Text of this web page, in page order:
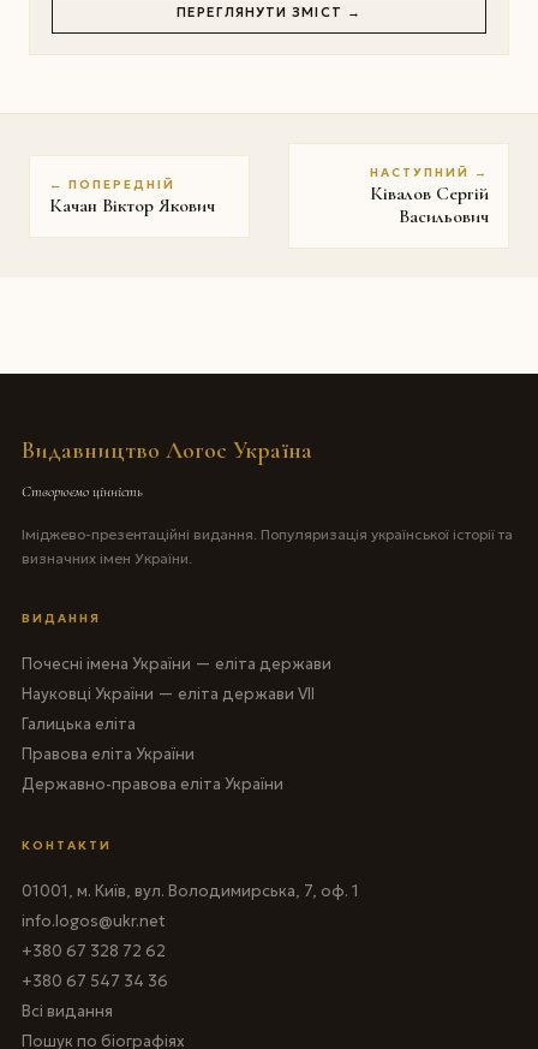
ПЕРЕГЛЯНУТИ ЗМІСТ →
← ПОПЕРЕДНІЙ
Качан Віктор Якович
НАСТУПНИЙ →
Ківалов Сергій
Васильович
Видавництво Логос Україна
Створюємо цінність
Іміджево-презентаційні видання. Популяризація української історії та
визначних імен України.
ВИДАННЯ
Почесні імена України — еліта держави
Науковці України — еліта держави VII
Галицька еліта
Правова еліта України
Державно-правова еліта України
КОНТАКТИ
01001, м. Київ, вул. Володимирська, 7, оф. 1
info.logos@ukr.net
+380 67 328 72 62
+380 67 547 34 36
Всі видання
Пошук по біографіях